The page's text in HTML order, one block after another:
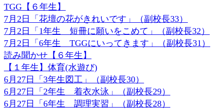
TGG【６年生】
7月2日「花壇の花がきれいです」（副校長33）
7月2日「1年生 短冊に願いをこめて」（副校長32）
7月2日「6年生 TGGにいってきます」（副校長31）
読み聞かせ【６年生】
【１年生】体育(水遊び)
6月27日「3年生図工」（副校長30）
6月27日「2年生 着衣水泳」（副校長29）
6月27日「6年生 調理実習」（副校長28）